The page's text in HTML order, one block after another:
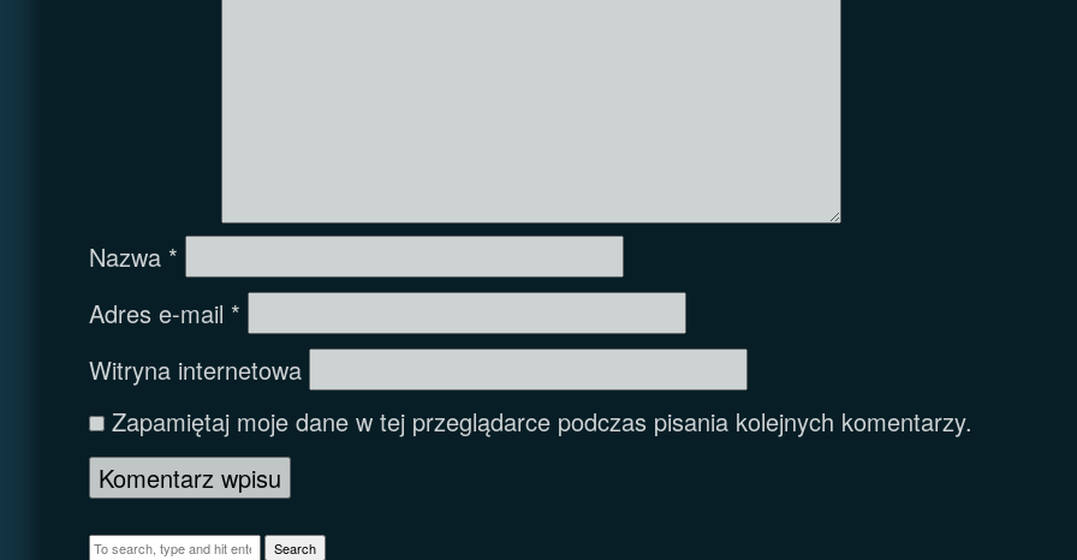
Nazwa *
Adres e-mail *
Witryna internetowa
Zapamiętaj moje dane w tej przeglądarce podczas pisania kolejnych komentarzy.
Search